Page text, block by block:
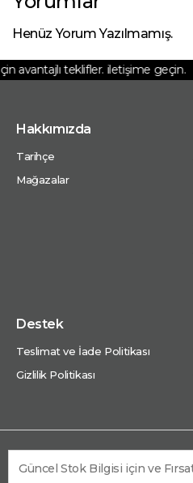
Henüz Yorum Yazılmamış.
avantajlı teklifler. iletişime geçin.
Hakkımızda
Tarihçe
Mağazalar
Destek
Teslimat ve İade Politikası
Gizlilik Politikası